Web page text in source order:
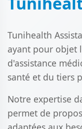
Tunihealth
ayant pour objet
d'assistance
santé et du tiers
Notre expertise
permet de